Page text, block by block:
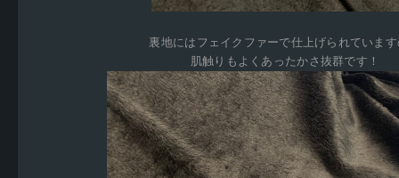
裏地にはフェイクファーで仕上げられていま
肌触りもよくあったかさ抜群です！